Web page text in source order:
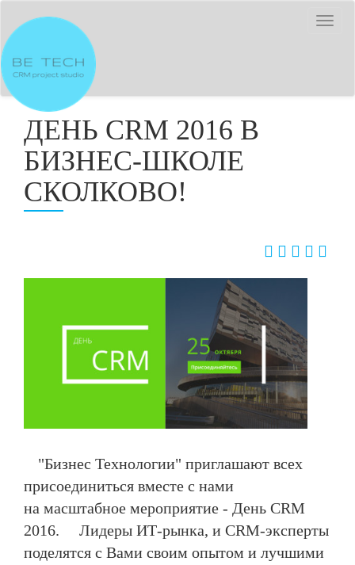
ДЕНЬ CRM 2016 В
БИЗНЕС-ШКОЛЕ
СКОЛКОВО!
"Бизнес Технологии" приглашают всех
присоединиться вместе с нами
на масштабное мероприятие - День CRM
2016.
Лидеры ИТ-рынка, и CRM-эксперты
поделятся с Вами своим опытом и лучшими